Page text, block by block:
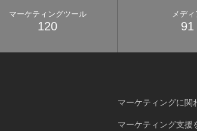
マーケティングツール
120
メディ
91
マーケティングに関
マーケティング支援